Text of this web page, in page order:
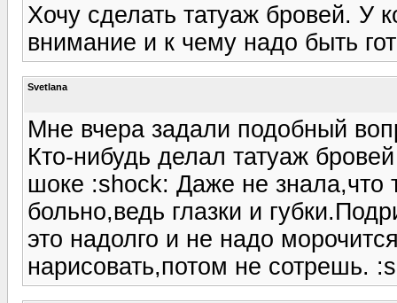
Хочу сделать татуаж бровей. У
внимание и к чему надо быть
Svetlana
Мне вчера задали подобный
Кто-нибудь делал татуаж
шоке :shock: Даже не знала,что
больно,ведь глазки и
это надолго и не надо
нарисовать,потом не сотрешь.